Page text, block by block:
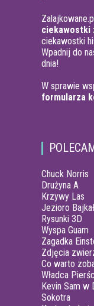
ciekawostki
ciekawostki
Wpadnij do
dnia!
W sprawie
formularza
Chuck Norris
Drużyna A
Krzywy Las
Jezioro Bajkał
Rysunki 3D
Wyspa Guam
Zagadka
Zdjęcia
Co warto
Władca
Kevin Sam w
Sokotra